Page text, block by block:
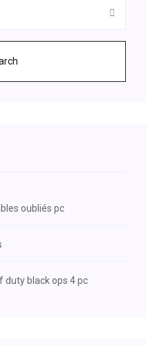
oubliés pc
duty black ops 4 pc